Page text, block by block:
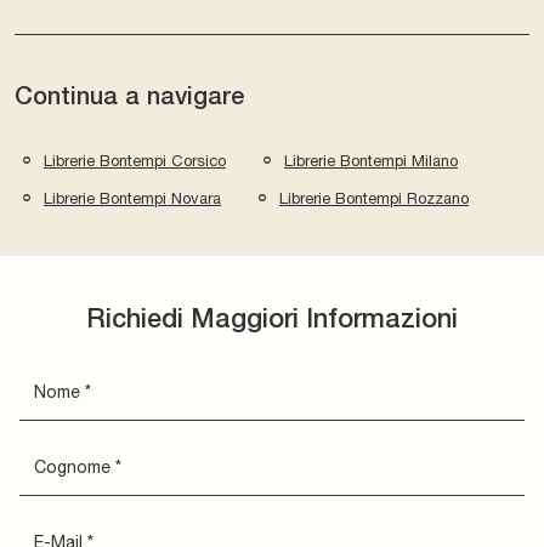
Continua a navigare
Librerie Bontempi Corsico Librerie Bontempi Milano
Librerie Bontempi Novara Librerie Bontempi Rozzano
Richiedi Maggiori Informazioni